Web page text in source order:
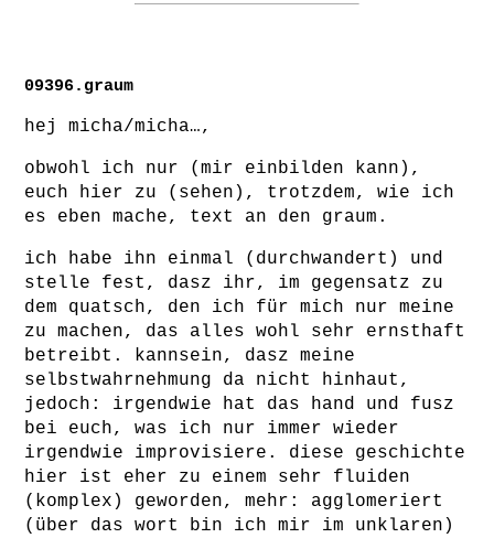
09396.graum
hej micha/micha…,
obwohl ich nur (mir einbilden kann),
euch hier zu (sehen), trotzdem, wie ich
es eben mache, text an den graum.
ich habe ihn einmal (durchwandert) und
stelle fest, dasz ihr, im gegensatz zu
dem quatsch, den ich für mich nur meine
zu machen, das alles wohl sehr ernsthaft
betreibt. kannsein, dasz meine
selbstwahrnehmung da nicht hinhaut,
jedoch: irgendwie hat das hand und fusz
bei euch, was ich nur immer wieder
irgendwie improvisiere. diese geschichte
hier ist eher zu einem sehr fluiden
(komplex) geworden, mehr: agglomeriert
(über das wort bin ich mir im unklaren)